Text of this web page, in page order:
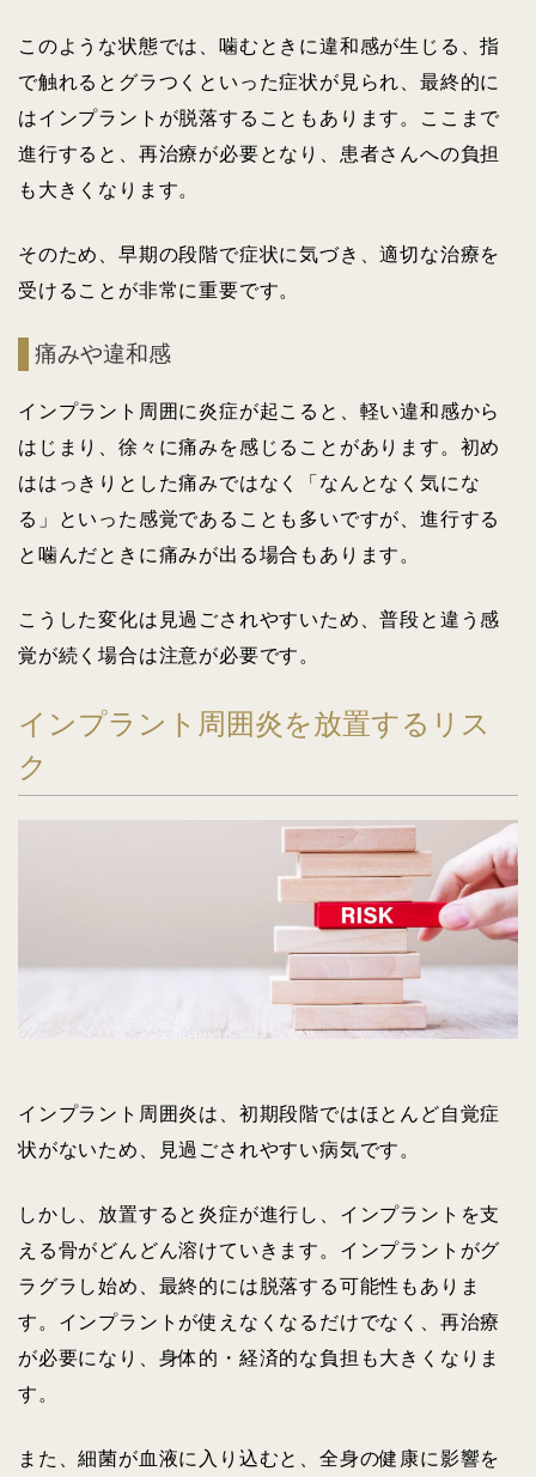
このような状態では、噛むときに違和感が生じる、指
で触れるとグラつくといった症状が見られ、最終的に
はインプラントが脱落することもあります。ここまで
進行すると、再治療が必要となり、患者さんへの負担
も大きくなります。
そのため、早期の段階で症状に気づき、適切な治療を
受けることが非常に重要です。
痛みや違和感
インプラント周囲に炎症が起こると、軽い違和感から
はじまり、徐々に痛みを感じることがあります。初め
ははっきりとした痛みではなく「なんとなく気にな
る」といった感覚であることも多いですが、進行する
と噛んだときに痛みが出る場合もあります。
こうした変化は見過ごされやすいため、普段と違う感
覚が続く場合は注意が必要です。
インプラント周囲炎を放置するリス
ク
インプラント周囲炎は、初期段階ではほとんど自覚症
状がないため、見過ごされやすい病気です。
しかし、放置すると炎症が進行し、インプラントを支
える骨がどんどん溶けていきます。インプラントがグ
ラグラし始め、最終的には脱落する可能性もありま
す。インプラントが使えなくなるだけでなく、再治療
が必要になり、身体的・経済的な負担も大きくなりま
す。
また、細菌が血液に入り込むと、全身の健康に影響を